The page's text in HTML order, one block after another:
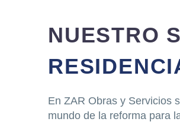
NUESTRO
En ZAR Obras y Servicios
mundo de la reforma para